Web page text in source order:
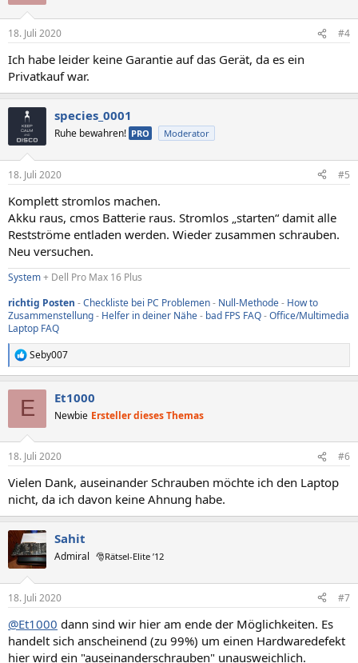
18. Juli 2020 #4
Ich habe leider keine Garantie auf das Gerät, da es ein
Privatkauf war.
species_0001
Ruhe bewahren! PRO Moderator
18. Juli 2020 #5
Komplett stromlos machen.
Akku raus, cmos Batterie raus. Stromlos „starten“ damit alle
Restströme entladen werden. Wieder zusammen schrauben.
Neu versuchen.
System+ Dell Pro Max 16 Plus
richtig Posten -Checkliste bei PC Problemen- Null-Methode- How to
Zusammenstellung- Helfer in deiner Nähe- bad FPS FAQ-Office/Multimedia
Laptop FAQ
R
e
e
:
Seby007
E Et1000
Newbie Ersteller dieses Themas
18. Juli 2020 #6
Vielen Dank, auseinander Schrauben möchte ich den Laptop
nicht, da ich davon keine Ahnung habe.
Sahit
Admiral 🎅Rätsel-Elite ’12
18. Juli 2020 #7
@Et1000 dann sind wir hier am ende der Möglichkeiten. Es
handelt sich anscheinend (zu 99%) um einen Hardwaredefekt
hier wird ein "auseinanderschrauben" unausweichlich.